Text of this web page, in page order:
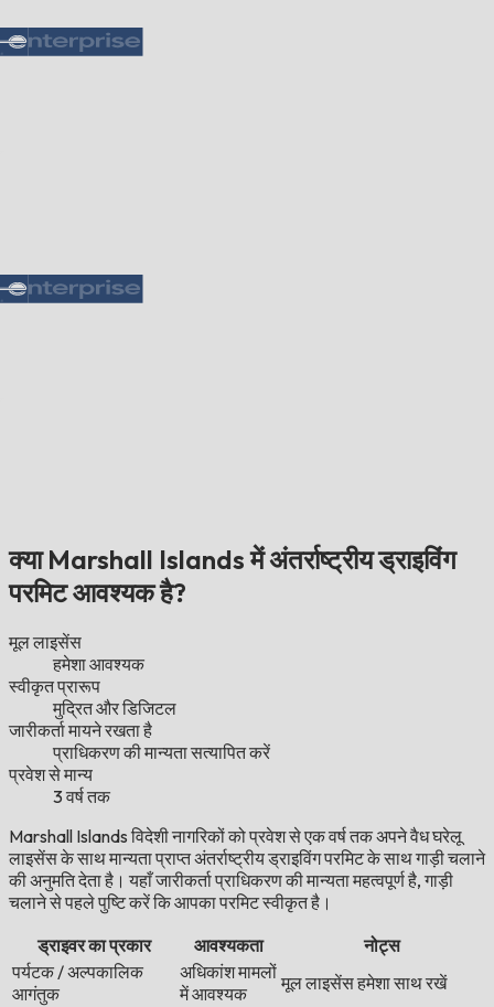
क्या Marshall Islands में अंतर्राष्ट्रीय ड्राइविंग
परमिट आवश्यक है?
मूल लाइसेंस
हमेशा आवश्यक
स्वीकृत प्रारूप
मुद्रित और डिजिटल
जारीकर्ता मायने रखता है
प्राधिकरण की मान्यता सत्यापित करें
प्रवेश से मान्य
3 वर्ष तक
Marshall Islands विदेशी नागरिकों को प्रवेश से एक वर्ष तक अपने वैध घरेलू
लाइसेंस के साथ मान्यता प्राप्त अंतर्राष्ट्रीय ड्राइविंग परमिट के साथ गाड़ी चलाने
की अनुमति देता है। यहाँ जारीकर्ता प्राधिकरण की मान्यता महत्वपूर्ण है, गाड़ी
चलाने से पहले पुष्टि करें कि आपका परमिट स्वीकृत है।
ड्राइवर का प्रकार
आवश्यकता
नोट्स
पर्यटक / अल्पकालिक
आगंतुक
अधिकांश मामलों
में आवश्यक
मूल लाइसेंस हमेशा साथ रखें